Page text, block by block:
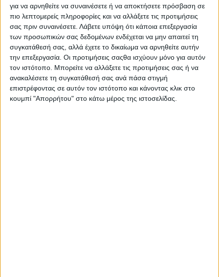
για να αρνηθείτε να συναινέσετε ή να αποκτήσετε πρόσβαση σε
πιο λεπτομερείς πληροφορίες και να αλλάξετε τις προτιμήσεις
σας πριν συναινέσετε. Λάβετε υπόψη ότι κάποια επεξεργασία
των προσωπικών σας δεδομένων ενδέχεται να μην απαιτεί τη
συγκατάθεσή σας, αλλά έχετε το δικαίωμα να αρνηθείτε αυτήν
την επεξεργασία. Οι προτιμήσεις σαςθα ισχύουν μόνο για αυτόν
τον ιστότοπο. Μπορείτε να αλλάξετε τις προτιμήσεις σας ή να
ανακαλέσετε τη συγκατάθεσή σας ανά πάσα στιγμή
επιστρέφοντας σε αυτόν τον ιστότοπο και κάνοντας κλικ στο
κουμπί "Απορρήτου" στο κάτω μέρος της ιστοσελίδας.